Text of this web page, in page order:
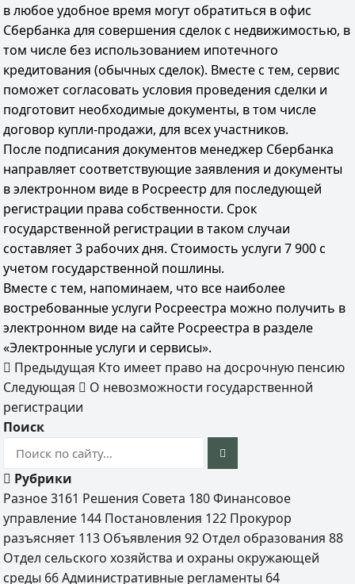
в любое удобное время могут обратиться в офис
Сбербанка для совершения сделок с недвижимостью, в
том числе без использованием ипотечного
кредитования (обычных сделок). Вместе с тем, сервис
поможет согласовать условия проведения сделки и
подготовит необходимые документы, в том числе
договор купли-продажи, для всех участников.
После подписания документов менеджер Сбербанка
направляет соответствующие заявления и документы
в электронном виде в Росреестр для последующей
регистрации права собственности. Срок
государственной регистрации в таком случаи
составляет 3 рабочих дня. Стоимость услуги 7 900 с
учетом государственной пошлины.
Вместе с тем, напоминаем, что все наиболее
востребованные услуги Росреестра можно получить в
электронном виде на сайте Росреестра в разделе
«Электронные услуги и сервисы».
Предыдущая Кто имеет право на досрочную пенсию
Следующая
О невозможности государственной
регистрации
Поиск
Рубрики
Разное3161 Решения Совета 180 Финансовое
управление 144 Постановления 122 Прокурор
разъясняет 113 Объявления92 Отдел образования88
Отдел сельского хозяйства и охраны окружающей
среды 66 Административные регламенты 64